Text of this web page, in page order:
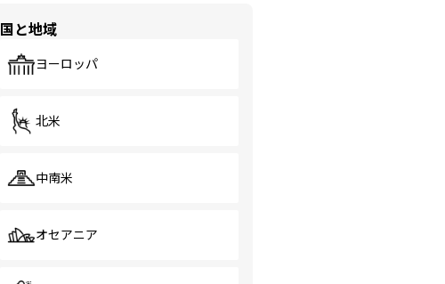
国と地域
ヨーロッパ
北米
中南米
オセアニア